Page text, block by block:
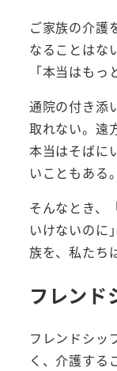
ご家族の介護
なることはな
「本当はも
通院の付き添
取れない。遠
本当はそばに
いこともある。
そんなとき、
いけないのに
族を、私たち
フレンド
フレンドシッ
く、介護する